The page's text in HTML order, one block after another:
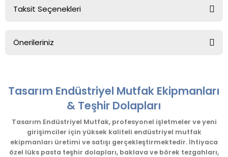
Taksit Seçenekleri
Önerileriniz
kullanarak tarafımıza iletebilirsiniz.
Görüş ve önerileriniz için teşekkür ederiz.
Ürün resmi kalitesiz, bozuk veya görüntülenemiyor.
Ürün açıklamasında eksik bilgiler bulunuyor.
Ürün bilgilerinde hatalar bulunuyor.
Tasarım Endüstriyel Mutfak Ekipmanları
& Teşhir Dolapları
Tasarım Endüstriyel Mutfak, profesyonel işletmeler ve yeni
girişimciler için yüksek kaliteli endüstriyel mutfak
ekipmanları üretimi ve satışı gerçekleştirmektedir. İhtiyaca
özel lüks pasta teşhir dolapları, baklava ve börek tezgahları,